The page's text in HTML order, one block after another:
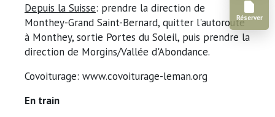
Depuis la Suisse: prendre la direction de
Monthey-Grand Saint-Bernard, quitter l'autoroute
à Monthey, sortie Portes du Soleil, puis prendre la
direction de Morgins/Vallée d'Abondance.
Covoiturage: www.covoiturage-leman.org
En train
Réserver